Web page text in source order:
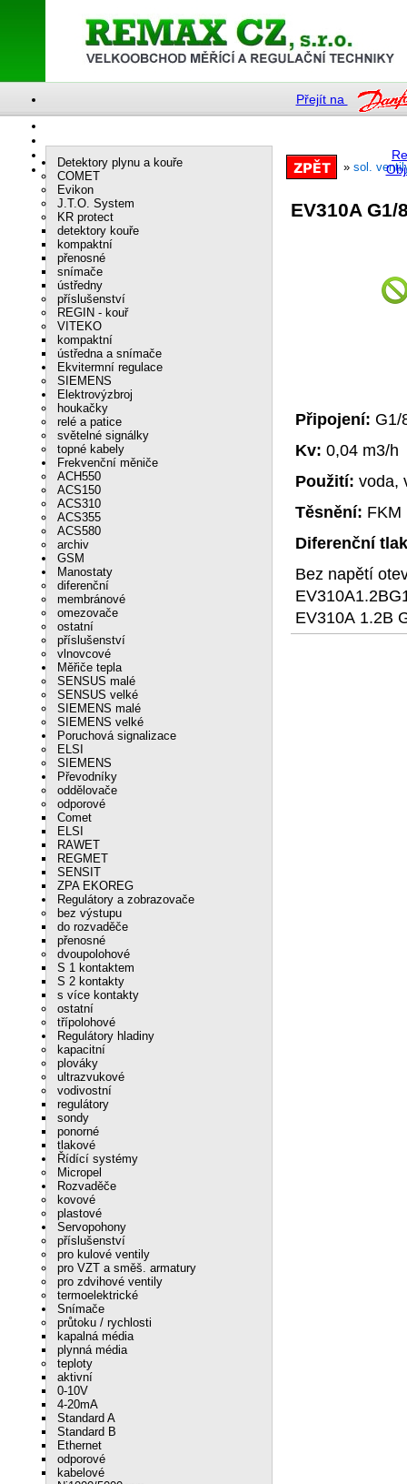
Přejít na
» sol.
EV310A G1/
Připojení: G1/
Kv: 0,04 m3/h
Použití: voda,
Těsnění: FKM
Diferenční
Bez napětí
EV310A 1.2B
Detektory plynu a kouře
COMET
Evikon
J.T.O. System
KR protect
detektory kouře
kompaktní
přenosné
snímače
ústředny
příslušenství
REGIN - kouř
VITEKO
kompaktní
ústředna a snímače
Ekvitermní regulace
SIEMENS
Elektrovýzbroj
houkačky
relé a patice
světelné signálky
topné kabely
Frekvenční měniče
ACH550
ACS150
ACS310
ACS355
ACS580
archiv
GSM
Manostaty
diferenční
membránové
omezovače
ostatní
příslušenství
vlnovcové
Měřiče tepla
SENSUS malé
SENSUS velké
SIEMENS malé
SIEMENS velké
Poruchová signalizace
ELSI
SIEMENS
Převodníky
oddělovače
odporové
Comet
ELSI
RAWET
REGMET
SENSIT
ZPA EKOREG
Regulátory a zobrazovače
bez výstupu
do rozvaděče
přenosné
dvoupolohové
S 1 kontaktem
S 2 kontakty
s více kontakty
ostatní
třípolohové
Regulátory hladiny
kapacitní
plováky
ultrazvukové
vodivostní
regulátory
sondy
ponorné
tlakové
Řídící systémy
Micropel
Rozvaděče
kovové
plastové
Servopohony
příslušenství
pro kulové ventily
pro VZT a směš. armatury
pro zdvihové ventily
termoelektrické
Snímače
průtoku / rychlosti
kapalná média
plynná média
teploty
aktivní
0-10V
4-20mA
Standard A
Standard B
Ethernet
odporové
kabelové